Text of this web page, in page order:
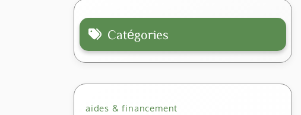
Catégories
aides & financement